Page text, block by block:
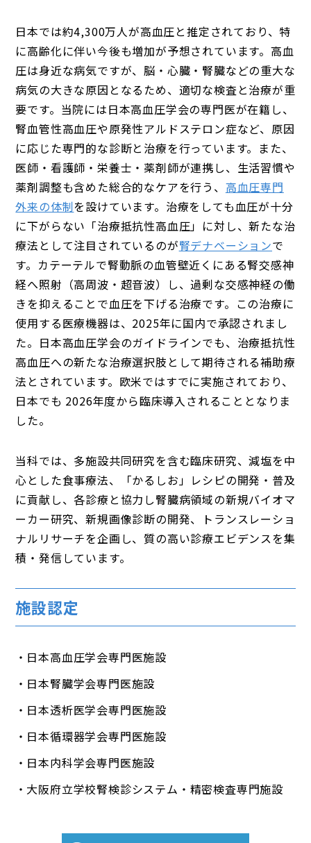
日本では約4,300万人が高血圧と推定されており、特
に高齢化に伴い今後も増加が予想されています。高血
圧は身近な病気ですが、脳・心臓・腎臓などの重大な
病気の大きな原因となるため、適切な検査と治療が重
要です。当院には日本高血圧学会の専門医が在籍し、
腎血管性高血圧や原発性アルドステロン症など、原因
に応じた専門的な診断と治療を行っています。また、
医師・看護師・栄養士・薬剤師が連携し、生活習慣や
薬剤調整も含めた総合的なケアを行う、 高血圧専門
外来の体制を設けています。治療をしても血圧が十分
に下がらない「治療抵抗性高血圧」に対し、新たな治
療法として注目されているのが腎デナベーションで
す。カテーテルで腎動脈の血管壁近くにある腎交感神
経へ照射（高周波・超音波）し、過剰な交感神経の働
きを抑えることで血圧を下げる治療です。この治療に
使用する医療機器は、2025年に国内で承認されまし
た。日本高血圧学会のガイドラインでも、治療抵抗性
高血圧への新たな治療選択肢として期待される補助療
法とされています。欧米ではすでに実施されており、
日本でも 2026年度から臨床導入されることとなりま
した。
当科では、多施設共同研究を含む臨床研究、減塩を中
心とした食事療法、「かるしお」レシピの開発・普及
に貢献し、各診療と協力し腎臓病領域の新規バイオマ
ーカー研究、新規画像診断の開発、トランスレーショ
ナルリサーチを企画し、質の高い診療エビデンスを集
積・発信しています。
施設認定
日本高血圧学会専門医施設
日本腎臓学会専門医施設
日本透析医学会専門医施設
日本循環器学会専門医施設
日本内科学会専門医施設
大阪府立学校腎検診システム・精密検査専門施設